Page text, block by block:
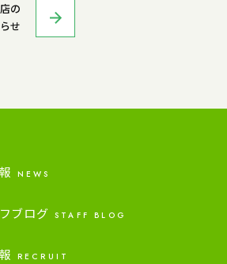
の
せ
NEWS
ブログ STAFF BLOG
RECRUIT